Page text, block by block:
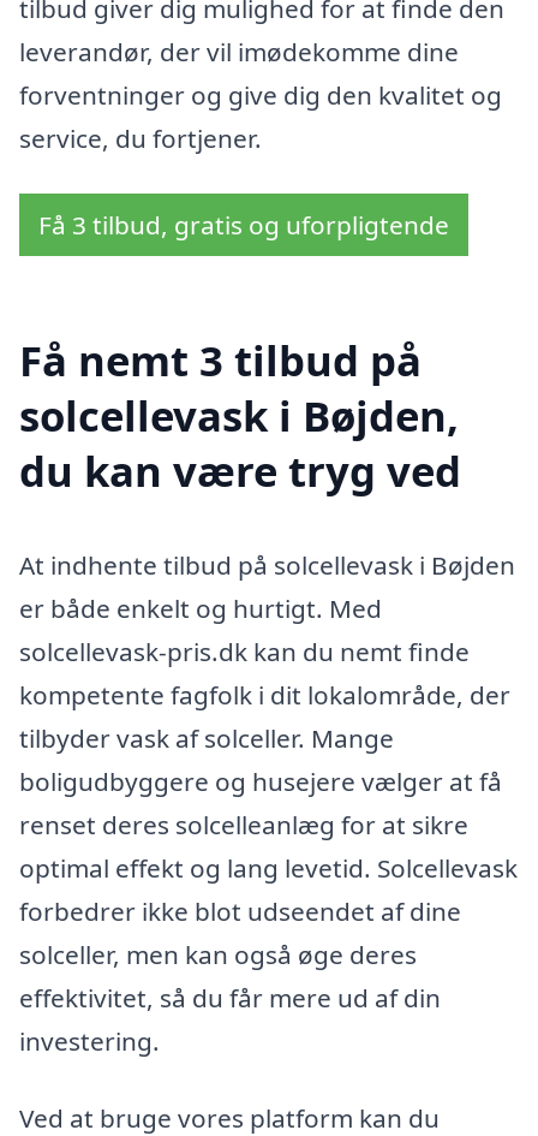
tilbud giver dig mulighed for at finde den
leverandør, der vil imødekomme dine
forventninger og give dig den kvalitet og
service, du fortjener.
Få 3 tilbud, gratis og uforpligtende
Få nemt 3 tilbud på
solcellevask i Bøjden,
du kan være tryg ved
At indhente tilbud på solcellevask i Bøjden
er både enkelt og hurtigt. Med
solcellevask-pris.dk kan du nemt finde
kompetente fagfolk i dit lokalområde, der
tilbyder vask af solceller. Mange
boligudbyggere og husejere vælger at få
renset deres solcelleanlæg for at sikre
optimal effekt og lang levetid. Solcellevask
forbedrer ikke blot udseendet af dine
solceller, men kan også øge deres
effektivitet, så du får mere ud af din
investering.
Ved at bruge vores platform kan du